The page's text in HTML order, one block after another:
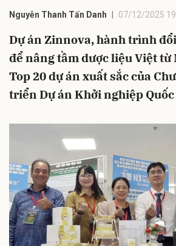
Nguyễn Thanh Tấn Danh 07/12/2025
Dự án Zinnova, hành trình
để nâng tầm dược liệu Việt từ
Top 20 dự án xuất sắc của
triển Dự án Khởi nghiệp